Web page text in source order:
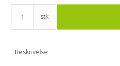
stk.
Beskrivelse